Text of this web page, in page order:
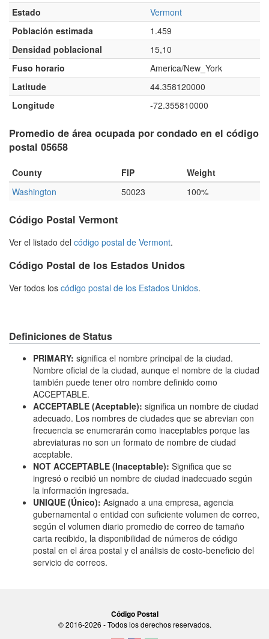
Estado
Vermont
Población estimada
1.459
Densidad poblacional
15,10
Fuso horario
America/New_York
Latitude
44.358120000
Longitude
-72.355810000
Promedio de área ocupada por condado en el código
postal 05658
County FIP
Weight
Washington
50023 100%
Código Postal Vermont
Ver el listado del código postal de Vermont.
Código Postal de los Estados Unidos
Ver todos los código postal de los Estados Unidos.
Definiciones de Status
PRIMARY: significa el nombre principal de la ciudad.
Nombre oficial de la ciudad, aunque el nombre de la ciudad
también puede tener otro nombre definido como
ACCEPTABLE.
ACCEPTABLE (Aceptable): significa un nombre de ciudad
adecuado. Los nombres de ciudades que se abrevian con
frecuencia se enumerarán como inaceptables porque las
abreviaturas no son un formato de nombre de ciudad
aceptable.
NOT ACCEPTABLE (Inaceptable): Significa que se
ingresó o recibió un nombre de ciudad inadecuado según
la información ingresada.
UNIQUE (Único): Asignado a una empresa, agencia
gubernamental o entidad con suficiente volumen de correo,
según el volumen diario promedio de correo de tamaño
carta recibido, la disponibilidad de números de código
postal en el área postal y el análisis de costo-beneficio del
servicio de correos.
Código Postal
© 2016-2026 - Todos los derechos reservados.